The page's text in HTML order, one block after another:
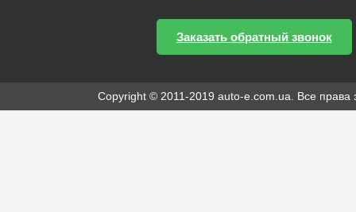
Заказать обратный звонок
Copyright © 2011-2019 auto-e.com.ua. Все